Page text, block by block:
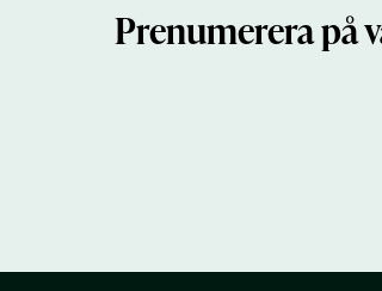
Prenumerera på